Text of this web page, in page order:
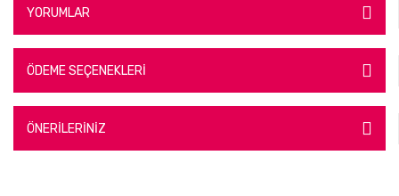
YORUMLAR
ÖDEME SEÇENEKLERİ
ÖNERİLERİNİZ